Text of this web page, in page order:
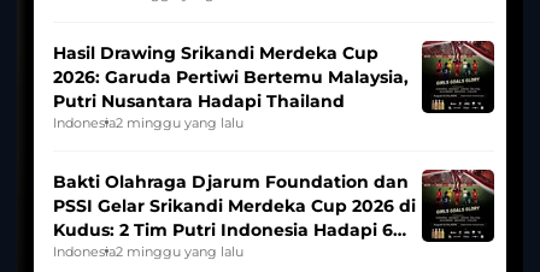
Hasil Drawing Srikandi Merdeka Cup
2026: Garuda Pertiwi Bertemu Malaysia,
Putri Nusantara Hadapi Thailand
Indonesia2 minggu yang lalu
Bakti Olahraga Djarum Foundation dan
PSSI Gelar Srikandi Merdeka Cup 2026 di
Kudus: 2 Tim Putri Indonesia Hadapi 6
Tim Asia
Indonesia2 minggu yang lalu